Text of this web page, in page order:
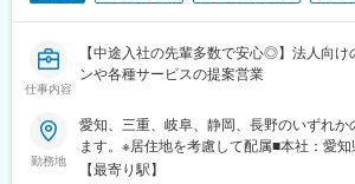
仕事内容
【中途入社の先輩多数で安心◎】法人向け
ンや各種サービスの提案営業
勤務地
愛知、三重、岐阜、静岡、長野のいずれか
ます。※居住地を考慮して配属■本社：愛知
丁目19番6号（地下鉄東山線「新栄町駅」
【最寄り駅】